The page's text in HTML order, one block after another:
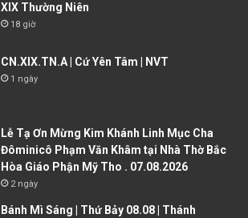
XIX Thường Niên
18 giờ
CN.XIX.TN.A | Cứ Yên Tâm | NVT
1 ngày
Lễ Tạ Ơn Mừng Kim Khánh Linh Mục Cha
Đôminicô Phạm Văn Khâm tại Nhà Thờ Bắc
Hòa Giáo Phận Mỹ Tho . 07.08.2026
2 ngày
Bánh Mì Sáng | Thứ Bảy 08.08 | Thánh